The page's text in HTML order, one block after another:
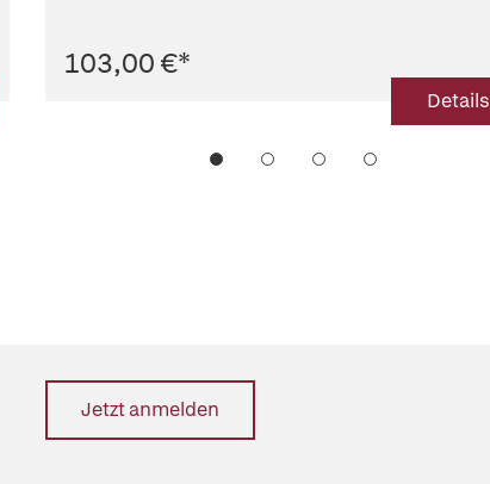
103,00 €*
Details
Jetzt anmelden